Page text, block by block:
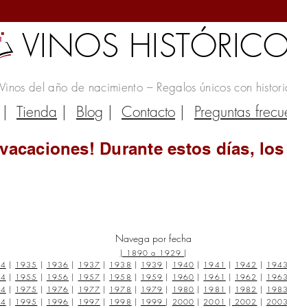
VINOS
Vinos del año de nacimiento – Regalos únicos con
| Tienda | Blog | Contacto | Preguntas
Durante estos días,
Navega por fecha
| 1890 a 1929 |
| 1935 | 1936 | 1937 | 1938 | 1939 | 1940 | 1941 | 1942 | 1943
| 1955 | 1956 | 1957 | 1958 | 1959 | 1960 | 1961 | 1962 | 1963
| 1975 | 1976 | 1977 | 1978 | 1979 | 1980 | 1981 | 1982 | 1983
| 1995 | 1996 | 1997 | 1998 | 1999 | 2000 | 2001 | 2002 | 2003